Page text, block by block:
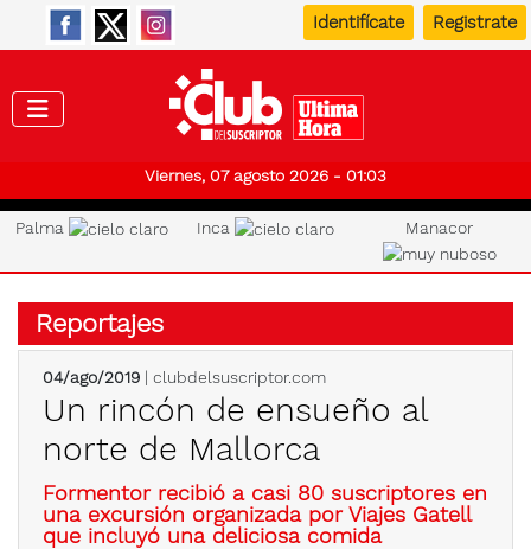
Identifícate Registrate
Viernes, 07 agosto 2026 - 01:03
Palma Inca Manacor
Reportajes
04/ago/2019 | clubdelsuscriptor.com
Un rincón de ensueño al
norte de Mallorca
Formentor recibió a casi 80 suscriptores en
una excursión organizada por Viajes Gatell
que incluyó una deliciosa comida